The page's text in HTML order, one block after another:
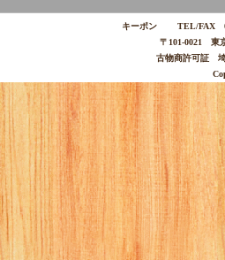
キーポン TEL/FAX
〒101-0021 東
古物商許可証